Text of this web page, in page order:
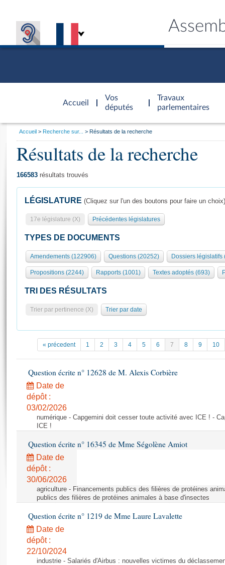
Accueil
d'accueil
Vos
députés
Travaux
parlementaires
Présidence
577 députés
Groupes politiques
Séance publique
Commissions et autres organes
Europe et International
Pétitions
Projets de loi
Propositions de loi
Amendements
Textes adoptés
Rapports législatifs
Rapports sur l'application des lois
Baromètre de l’application des lois
Dossiers législatifs
Budget et sécurité sociale
Questions écrites et orales
Comptes rendus des débats
Général
Rôle et pouvoirs de l'Assemblée
Organisation de l'Assemblée
Présidence Conférence des Présidents Bureau Collège des
Statistiques et chiffres clés
Documents de référence
( Constitution | Règlement de l'Assemblée ... )
Histoire
Juniors
Anciennes législatures
Visiter l'Assemblée
Visite virtuelle du palais Bourbon
Assister à une séance
La Bibliothèque
Contacts et plan d'accès
Photos libres de droit
Vous
Accueil Recherche sur... Résultats de la recherche
Résultats de la recherche
166583 résultats trouvés
LÉGISLATURE (Cliquez sur l'un des boutons pour faire un choix)
17e législature (X) Précédentes législatures
TYPES DE DOCUMENTS
Amendements (122906) Questions (20252) Dossiers législatifs
Propositions (2244) Rapports (1001) Textes adoptés (693)
TRI DES RÉSULTATS
Trier par pertinence (X) Trier par date
« précedent 1 2 3 4 5 6 7 8 9 10
Question écrite n° 12628 de M. Alexis Corbière
Date de
dépôt :
03/02/2026
numérique - Capgemini doit cesser toute activité avec ICE ! -
ICE !
Question écrite n° 16345 de Mme Ségolène Amiot
Date de
dépôt :
30/06/2026
agriculture - Financements publics des filières de protéines
publics des filières de protéines animales à base d'insectes
Question écrite n° 1219 de Mme Laure Lavalette
Date de
dépôt :
22/10/2024
industrie - Salariés d'Airbus : nouvelles victimes du